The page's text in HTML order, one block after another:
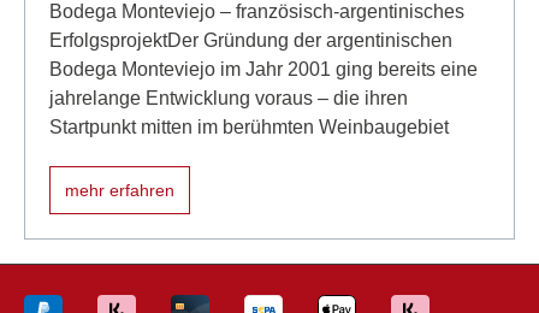
Bodega Monteviejo – französisch-argentinisches
ErfolgsprojektDer Gründung der argentinischen
Bodega Monteviejo im Jahr 2001 ging bereits eine
jahrelange Entwicklung voraus – die ihren
Startpunkt mitten im berühmten Weinbaugebiet
mehr erfahren